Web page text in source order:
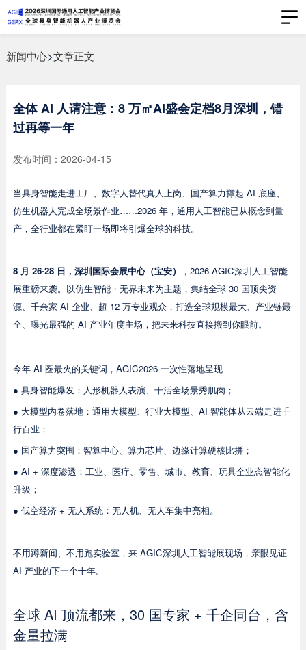
新闻中心>文章正文
全体 AI 人请注意：8 万㎡AI盛会定档8月深圳，错
过再等一年
发布时间：2026-04-15
当具身智能走进工厂、数字人替代真人上岗、国产算力撑起 AI 底座、
仿生机器人完成全场景作业……2026 年，通用人工智能已从概念到量
产，全行业都在紧盯一场即将引爆全球的科技。
8 月 26-28 日，深圳国际会展中心（宝安）
，2026 AGIC深圳人工智能
展重磅来袭。以仿生智能・无界未来为主题，集结全球 30 国顶尖资
源、千余家 AI 企业、超 12 万专业观众，打造全球规模最大、产业链最
全、曝光最强的 AI 产业年度主场，把未来科技直接搬到你眼前。
今年 AI 圈最火的关键词，AGIC2026 一次性落地呈现
● 具身智能爆发：人形机器人表演、干活全场景秀肌肉；
● 大模型内卷落地：通用大模型、行业大模型、AI 智能体从云端走进千
行百业；
● 国产算力突围：智算中心、算力芯片、边缘计算硬核比拼；
● AI + 深度渗透：工业、医疗、零售、城市、教育、玩具全业态智能化
升级；
● 低空经济 + 无人系统：无人机、无人车集中亮相。
不用蹲新闻、不用跑实验室，来 AGIC深圳人工智能展现场，亲眼见证
AI 产业的下一个十年。
全球 AI 顶流都来，30 国专家 + 千企同台，含
金量拉满